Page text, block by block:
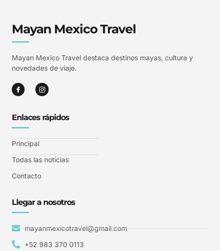
Mayan Mexico Travel
Mayan Mexico Travel destaca destinos mayas, cultura y
novedades de viaje.
Enlaces rápidos
Principal
Todas las noticias
Contacto
Llegar a nosotros
mayanmexicotravel@gmail.com
+52 983 370 0113